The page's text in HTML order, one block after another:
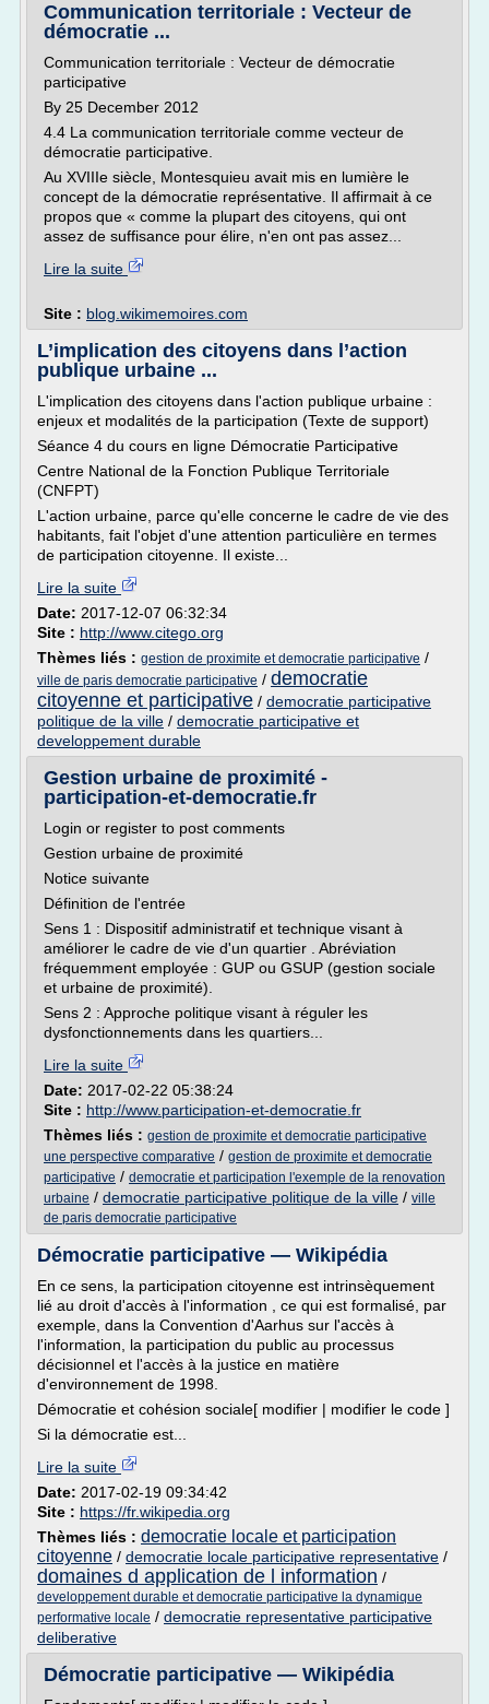
Communication territoriale : Vecteur de
démocratie ...
Communication territoriale : Vecteur de démocratie
participative
By 25 December 2012
4.4 La communication territoriale comme vecteur de
démocratie participative.
Au XVIIIe siècle, Montesquieu avait mis en lumière le
concept de la démocratie représentative. Il affirmait à ce
propos que « comme la plupart des citoyens, qui ont
assez de suffisance pour élire, n'en ont pas assez...
Lire la suite
Site : blog.wikimemoires.com
L’implication des citoyens dans l’action
publique urbaine ...
L'implication des citoyens dans l'action publique urbaine :
enjeux et modalités de la participation (Texte de support)
Séance 4 du cours en ligne Démocratie Participative
Centre National de la Fonction Publique Territoriale
(CNFPT)
L'action urbaine, parce qu'elle concerne le cadre de vie des
habitants, fait l'objet d'une attention particulière en termes
de participation citoyenne. Il existe...
Lire la suite
Date: 2017-12-07 06:32:34
Site : http://www.citego.org
Thèmes liés : gestion de proximite et democratie participative /
ville de paris democratie participative / democratie
citoyenne et participative / democratie participative
politique de la ville / democratie participative et
developpement durable
Gestion urbaine de proximité -
participation-et-democratie.fr
Login or register to post comments
Gestion urbaine de proximité
Notice suivante
Définition de l'entrée
Sens 1 : Dispositif administratif et technique visant à
améliorer le cadre de vie d'un quartier . Abréviation
fréquemment employée : GUP ou GSUP (gestion sociale
et urbaine de proximité).
Sens 2 : Approche politique visant à réguler les
dysfonctionnements dans les quartiers...
Lire la suite
Date: 2017-02-22 05:38:24
Site : http://www.participation-et-democratie.fr
Thèmes liés : gestion de proximite et democratie participative
une perspective comparative / gestion de proximite et democratie
participative / democratie et participation l'exemple de la renovation
urbaine / democratie participative politique de la ville / ville
de paris democratie participative
Démocratie participative — Wikipédia
En ce sens, la participation citoyenne est intrinsèquement
lié au droit d'accès à l'information , ce qui est formalisé, par
exemple, dans la Convention d'Aarhus sur l'accès à
l'information, la participation du public au processus
décisionnel et l'accès à la justice en matière
d'environnement de 1998.
Démocratie et cohésion sociale[ modifier | modifier le code ]
Si la démocratie est...
Lire la suite
Date: 2017-02-19 09:34:42
Site : https://fr.wikipedia.org
Thèmes liés : democratie locale et participation
citoyenne / democratie locale participative representative /
domaines d application de l information /
developpement durable et democratie participative la dynamique
performative locale / democratie representative participative
deliberative
Démocratie participative — Wikipédia